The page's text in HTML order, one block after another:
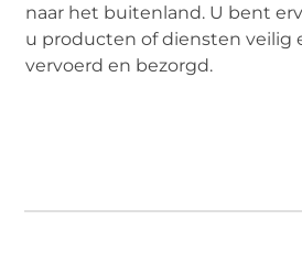
naar het buitenland. U bent
u producten of diensten veilig
vervoerd en bezorgd.